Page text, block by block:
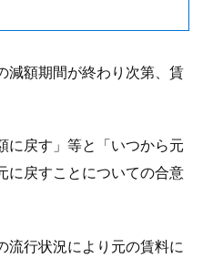
減額期間が終わり次第、賃
戻す」等と「いつから元
に戻すことについての合意
行状況により元の賃料に